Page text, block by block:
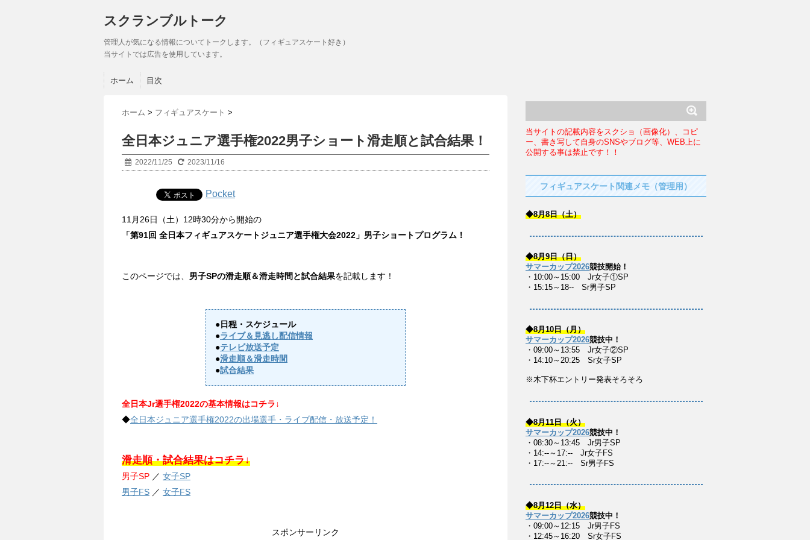
スクランブルトーク
管理人が気になる情報についてトークします。（フィギュアスケート好き）
当サイトでは広告を使用しています。
ホーム 目次
ホーム > フィギュアスケート >
全日本ジュニア選手権2022男子ショート滑走順と試合結果！
2022/11/25 2023/11/16
Pocket
11月26日（土）12時30分から開始の
「第91回 全日本フィギュアスケートジュニア選手権大会2022」男子ショートプログラム！
このページでは、 男子SPの滑走順＆滑走時間と試合結果を記載します！
●日程・スケジュール
●ライブ＆見逃し配信情報
●テレビ放送予定
●滑走順＆滑走時間
●試合結果
全日本Jr選手権2022の基本情報はコチラ↓
◆全日本ジュニア選手権2022の出場選手・ライブ配信・放送予定！
滑走順・試合結果はコチラ↓
男子SP ／ 女子SP
男子FS ／ 女子FS
スポンサーリンク
当サイトの記載内容をスクショ（画像化）、コピ
ー、書き写して自身のSNSやブログ等、WEB上に
公開する事は禁止です！！
フィギュアスケート関連メモ（管理用）
◆8月8日（土）
◆8月9日（日）
サマーカップ2026競技開始！
・10:00～15:00 Jr女子①SP
・15:15～18-- Sr男子SP
◆8月10日（月）
サマーカップ2026競技中！
・09:00～13:55 Jr女子②SP
・14:10～20:25 Sr女子SP
※木下杯エントリー発表そろそろ
◆8月11日（火）
サマーカップ2026競技中！
・08:30～13:45 Jr男子SP
・14:--～17:-- Jr女子FS
・17:--～21:-- Sr男子FS
◆8月12日（水）
サマーカップ2026競技中！
・09:00～12:15 Jr男子FS
・12:45～16:20 Sr女子FS